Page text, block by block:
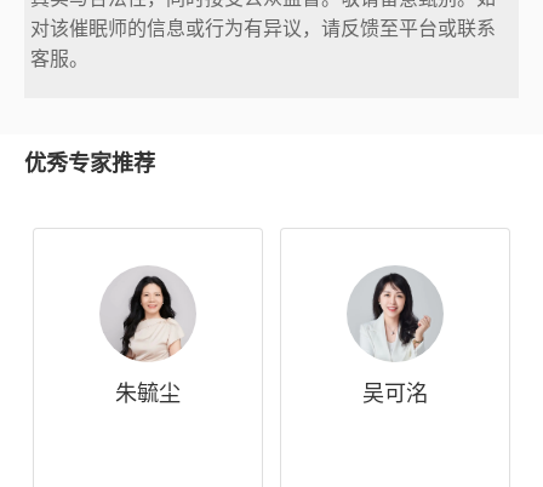
对该催眠师的信息或行为有异议，请反馈至平台或联系
客服。
优秀专家推荐
朱毓尘 吴可洺